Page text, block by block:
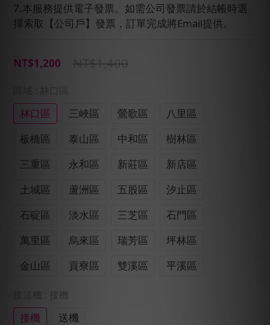
7.本服務提供電子發票。如需公司發票請於結帳時選
擇索取【公司戶】發票，訂單完成將Email提供。
NT$1,400
NT$1,200
: 林口區
林口區 三峽區 鶯歌區
八里區
板橋區
泰山區 中和區
樹林區
三重區
永和區 新莊區
新店區
土城區
蘆洲區 五股區
汐止區
石碇區
淡水區 三芝區
石門區
萬里區
烏來區 瑞芳區
坪林區
金山區
貢寮區 雙溪區 平溪區
: 接機
接機 送機